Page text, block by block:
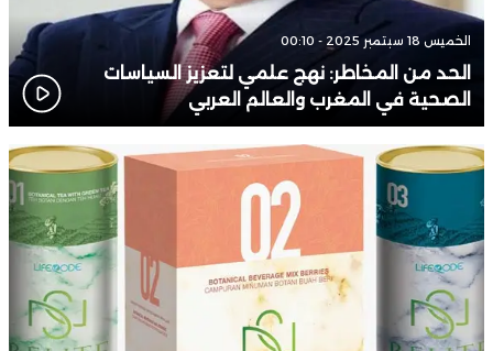
الخميس 18 سبتمبر 2025 - 00:10
الحد من المخاطر: نهج علمي لتعزيز السياسات
الصحية في المغرب والعالم العربي